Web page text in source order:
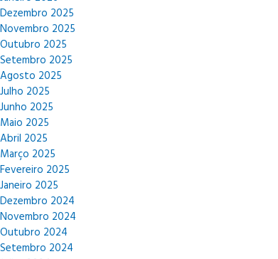
Dezembro 2025
Novembro 2025
Outubro 2025
Setembro 2025
Agosto 2025
Julho 2025
Junho 2025
Maio 2025
Abril 2025
Março 2025
Fevereiro 2025
Janeiro 2025
Dezembro 2024
Novembro 2024
Outubro 2024
Setembro 2024